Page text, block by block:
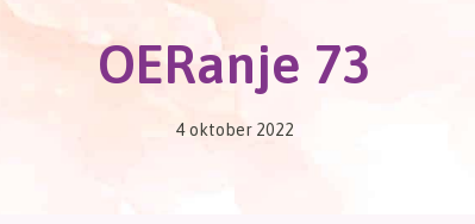
OERanje 73
4 oktober 2022